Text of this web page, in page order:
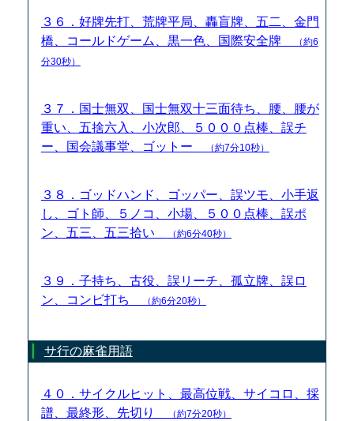
３６．好牌先打、荒牌平局、轟盲牌、五二、金門
橋、コールドゲーム、黒一色、国際安全牌
（約6
分30秒）
３７．国士無双、国士無双十三面待ち、腰、腰が
重い、五捨六入、小次郎、５０００点棒、誤チ
ー、国会議事堂、ゴットー
（約7分10秒）
３８．ゴッドハンド、ゴッパー、誤ツモ、小手返
し、ゴト師、５ノコ、小場、５００点棒、誤ポ
ン、五三、五三拾い
（約6分40秒）
３９．子持ち、古役、誤リーチ、孤立牌、誤ロ
ン、コンビ打ち
（約6分20秒）
サ行の麻雀用語
４０．サイクルヒット、最高位戦、サイコロ、採
譜、最終形、先切り
（約7分20秒）